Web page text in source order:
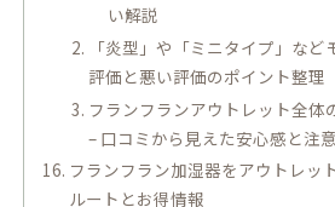
い解説
「炎型」や「ミニタイプ」な
評価と悪い評価のポイント整理
フランフランアウトレット全体
– 口コミから見えた安心感と注
フランフラン加湿器をアウトレッ
ルートとお得情報